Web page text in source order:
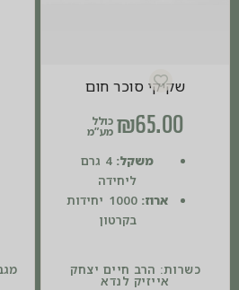
שקיקי סוכר חום
₪65.00 כולל
מע”מ
משקל:
4 גרם
ליחידה
ארוז:
1000 יחידות
בקרטון
כשרות: הרב חיים יצחק
אייזיק לנדא